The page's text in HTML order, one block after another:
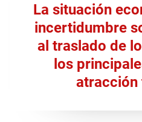
La situación
incertidumbre
al traslado de
los